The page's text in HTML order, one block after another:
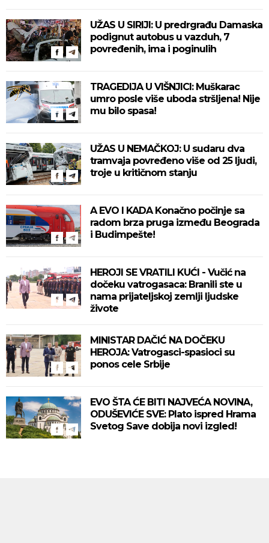
UŽAS U SIRIJI: U predrgrađu Damaska
podignut autobus u vazduh, 7
povređenih, ima i poginulih
TRAGEDIJA U VIŠNJICI: Muškarac
umro posle više uboda stršljena! Nije
mu bilo spasa!
UŽAS U NEMAČKOJ: U sudaru dva
tramvaja povređeno više od 25 ljudi,
troje u kritičnom stanju
A EVO I KADA Konačno počinje sa
radom brza pruga između Beograda
i Budimpešte!
HEROJI SE VRATILI KUĆI - Vučić na
dočeku vatrogasaca: Branili ste u
nama prijateljskoj zemlji ljudske
živote
MINISTAR DAČIĆ NA DOČEKU
HEROJA: Vatrogasci-spasioci su
ponos cele Srbije
EVO ŠTA ĆE BITI NAJVEĆA NOVINA,
ODUŠEVIĆE SVE: Plato ispred Hrama
Svetog Save dobija novi izgled!